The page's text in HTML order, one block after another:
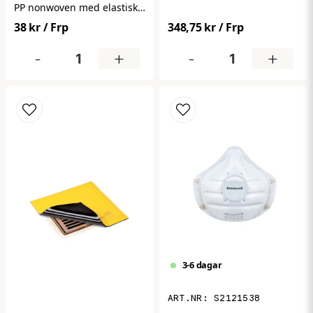
PP nonwoven med elastisk
passform. Säkerställer god
hygien genom att hålla
håret på plats i känsliga
miljöer. Perfekt för
förpackning om 100 st.
38 kr/ Frp
- +
bättre andningskomfort vid
längre användning.
348,75 kr/ Frp
- +
3-6 dagar
S2121538